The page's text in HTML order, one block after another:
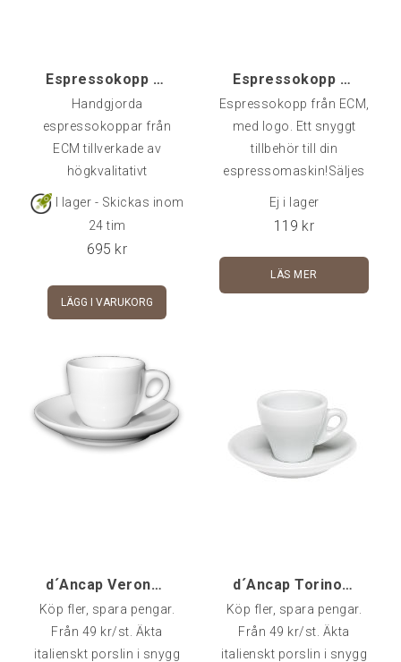
Espressokopp ECM Stengods, 2-pack
Handgjorda
espressokoppar från
ECM tillverkade av
högkvalitativt
stengods. Varje kopp är
ett unikt exemplar och
din
espressoupplevelse. Antal:
diskmaskin; handdisk
rekommenderas
I lager - Skickas inom
24 tim
695 kr
LÄGG I VARUKORG
Espressokopp ECM
Espressokopp från ECM,
med logo. Ett snyggt
tillbehör till din
espressomaskin!Säljes
styckvis, inklusive fat.
Ej i lager
119 kr
LÄS MER
d´Ancap Verona Espresso - 6 st
Köp fler, spara pengar.
Från 49 kr/st. Äkta
italienskt porslin i snygg
d´Ancap Torino Espresso
Köp fler, spara pengar.
Från 49 kr/st. Äkta
italienskt porslin i snygg